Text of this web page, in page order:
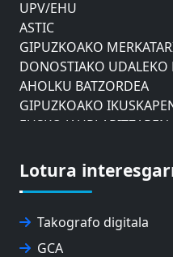
UPV/EHU
ASTIC
GIPUZKOAKO
DONOSTIAKO
AHOLKU BATZORDEA
GIPUZKOAKO
EUSKO
NABIGAZIO ETA PORTU
EUSKO IKASKUNTZA
EXPOLOGISTIKA
FEVATRANS (EUSKAL
Lotura
Takografo digitala
GCA